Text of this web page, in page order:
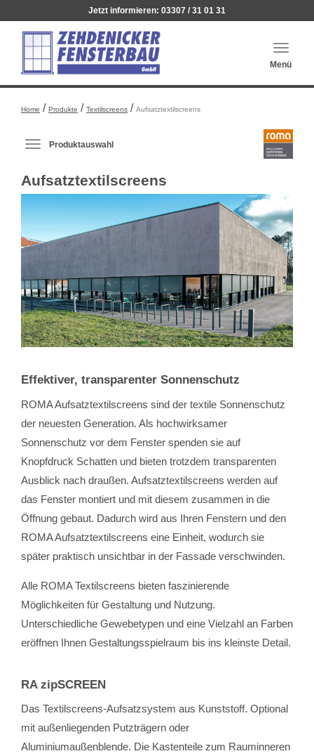
Jetzt informieren: 03307 / 31 01 31
Menü
Home / Produkte / Textilscreens / Aufsatztextilscreens
Produktauswahl-
ausklappen
Produktauswahl
Aufsatztextilscreens
Effektiver, transparenter Sonnenschutz
ROMA Aufsatztextilscreens sind der textile Sonnenschutz
der neuesten Generation. Als hochwirksamer
Sonnenschutz vor dem Fenster spenden sie auf
Knopfdruck Schatten und bieten trotzdem transparenten
Ausblick nach draußen. Aufsatztextilscreens werden auf
das Fenster montiert und mit diesem zusammen in die
Öffnung gebaut. Dadurch wird aus Ihren Fenstern und den
ROMA Aufsatztextilscreens eine Einheit, wodurch sie
später praktisch unsichtbar in der Fassade verschwinden.
Alle ROMA Textilscreens bieten faszinierende
Möglichkeiten für Gestaltung und Nutzung.
Unterschiedliche Gewebetypen und eine Vielzahl an Farben
eröffnen Ihnen Gestaltungsspielraum bis ins kleinste Detail.
RA zipSCREEN
Das Textilscreens-Aufsatzsystem aus Kunststoff. Optional
mit außenliegenden Putzträgern oder
Aluminiumaußenblende. Die Kastenteile zum Rauminneren